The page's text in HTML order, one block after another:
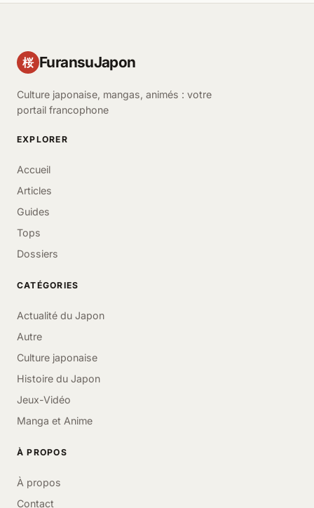
桜 FuransuJapon
Culture japonaise, mangas, animés : votre
portail francophone
EXPLORER
Accueil
Articles
Guides
Tops
Dossiers
CATÉGORIES
Actualité du Japon
Autre
Culture japonaise
Histoire du Japon
Jeux-Vidéo
Manga et Anime
À PROPOS
À propos
Contact